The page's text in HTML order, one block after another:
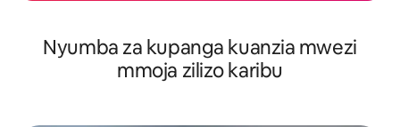
Nyumba za kupanga kuanzia mwezi
mmoja zilizo karibu